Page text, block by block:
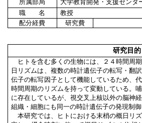
所属部局
大学教育開発・支援センタ
職 名
教授
配分経費
研究費
研究目
ヒトを含む多くの生物には、２４時間周
日リズムは、複数の時計遺伝子の転写・翻
伝子の転写因子として機能しているため、
時間周期のリズムを持って変動している。
に存在しているが、視交叉上核以外の脳神
組織・細胞にも同一の時計遺伝子の発現制
本研究では、ヒトにおける末梢の概日リ